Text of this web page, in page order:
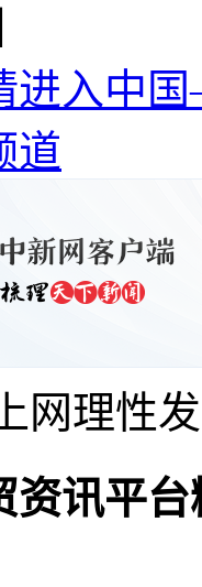
进入中
道
网理性
讯平台